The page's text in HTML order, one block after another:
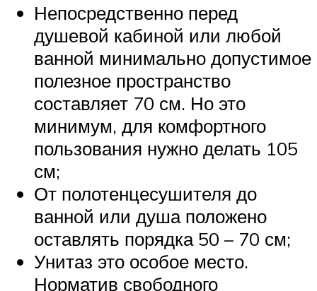
Непосредственно перед
душевой кабиной или любой
ванной минимально допустимое
полезное пространство
составляет 70 см. Но это
минимум, для комфортного
пользования нужно делать 105
см;
От полотенцесушителя до
ванной или душа положено
оставлять порядка 50 – 70 см;
Унитаз это особое место.
Норматив свободного